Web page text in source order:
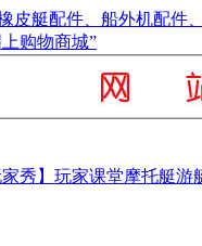
家秀】 玩家课堂摩托艇游